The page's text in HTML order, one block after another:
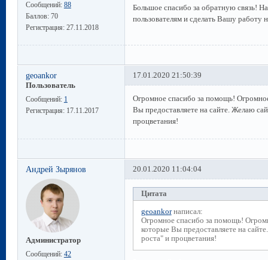
Сообщений: 88
Баллов: 70
Регистрация: 27.11.2018
Большое спасибо за обратную связь!
пользователям и сделать Вашу работу
geoankor
Пользователь
Сообщений: 1
Регистрация: 17.11.2017
17.01.2020 21:50:39
Огромное спасибо за помощь!
Вы предоставляете на сайте. Желаю
процветания!
Андрей Зырянов
Администратор
Сообщений: 42
20.01.2020 11:04:04
Цитата
geoankorнаписал:
Огромное спасибо за помощь!
которые Вы предоставляете на
роста" и процветания!